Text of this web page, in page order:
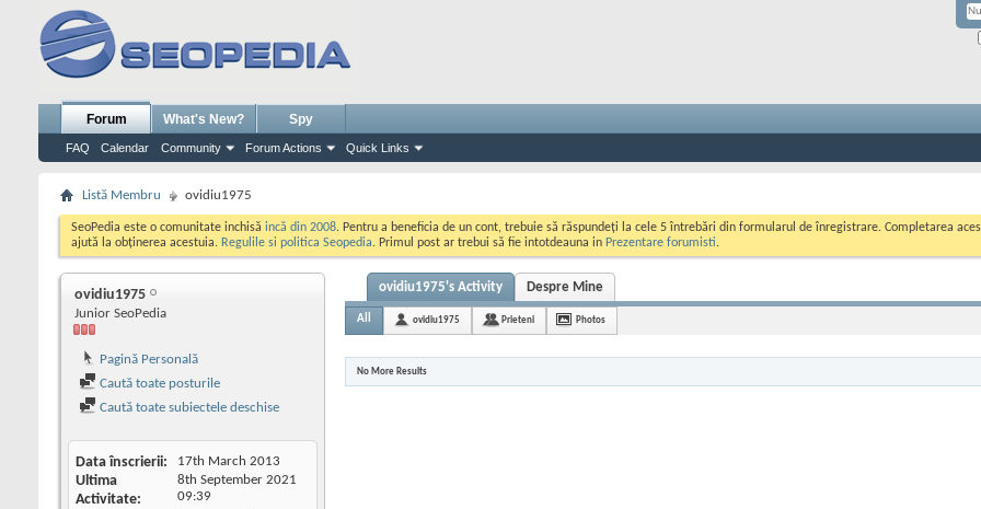
Forum
FAQ Calendar Community Forum Actions Quick Links
What's New? Spy
Listă Membru ovidiu1975
SeoPedia este o comunitate inchisă incă din 2008. Pentru a beneficia de un cont, trebuie să răspundeți la cele 5 întrebări din formularul de înregistrare. Completarea
ajută la obținerea acestuia. Regulile si politica Seopedia. Primul post ar trebui să fie intotdeauna in Prezentare forumisti.
ovidiu1975
Junior SeoPedia
Pagină Personală
Caută toate posturile
Caută toate subiectele deschise
Data înscrierii 17th March 2013
Ultima
Activitate
8th September 2021
09:39
ovidiu1975's Activity Despre Mine
All ovidiu1975 Prieteni Photos
No More Results